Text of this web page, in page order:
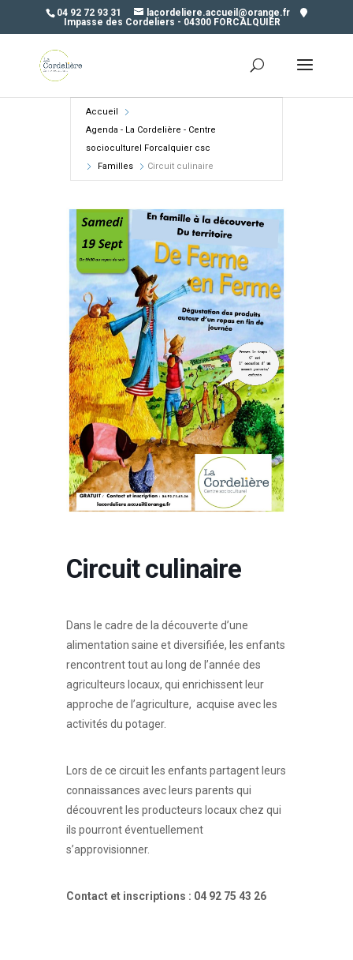
04 92 72 93 31
lacordeliere.accueil@orange.fr
Impasse des Cordeliers - 04300 FORCALQUIER
Accueil
Agenda - La Cordelière - Centre
socioculturel Forcalquier csc
Familles
Circuit culinaire
Circuit culinaire
Dans le cadre de la découverte d’une
alimentation saine et diversifiée, les enfants
rencontrent tout au long de l’année des
agriculteurs locaux, qui enrichissent leur
approche de l’agriculture, acquise avec les
activités du potager.
Lors de ce circuit les enfants partagent leurs
connaissances avec leurs parents qui
découvrent les producteurs locaux chez qui
ils pourront éventuellement
s’approvisionner.
Contact et inscriptions : 04 92 75 43 26